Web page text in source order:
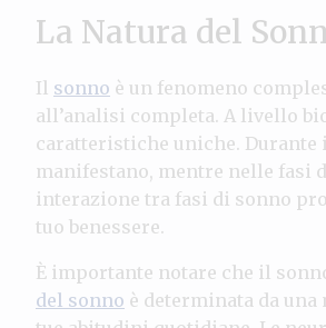
La Natura del
Il sonno è un fenomeno
all’analisi completa. A livello
caratteristiche uniche. Durante
manifestano, mentre nelle fasi
interazione tra fasi di sonno
tuo benessere.
È importante notare che il
del sonno è determinata da